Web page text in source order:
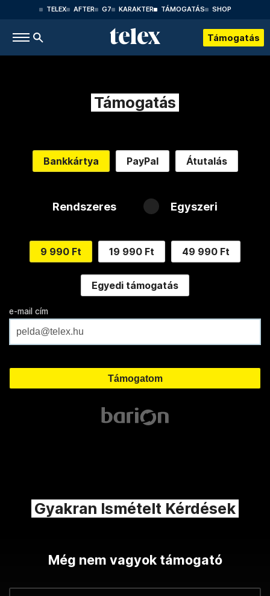
TELEX AFTER G7 KARAKTER TÁMOGATÁS SHOP
Támogatás
Támogatás
Bankkártya PayPal Átutalás
Rendszeres Egyszeri
9 990 Ft 19 990 Ft 49 990 Ft
Egyedi támogatás
e-mail cím
Gyakran Ismételt Kérdések
Még nem vagyok támogató